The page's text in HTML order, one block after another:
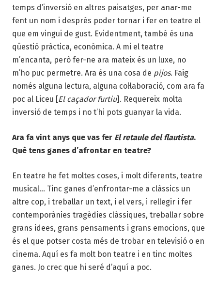
temps d’inversió en altres paisatges, per anar-me
fent un nom i després poder tornar i fer en teatre el
que em vingui de gust. Evidentment, també és una
qüestió pràctica, econòmica. A mi el teatre
m’encanta, però fer-ne ara mateix és un luxe, no
m’ho puc permetre. Ara és una cosa de pijos. Faig
només alguna lectura, alguna col·laboració, com ara fa
poc al Liceu [El caçador furtiu]. Requereix molta
inversió de temps i no t’hi pots guanyar la vida.
Ara fa vint anys que vas fer El retaule del flautista.
Què tens ganes d’afrontar en teatre?
En teatre he fet moltes coses, i molt diferents, teatre
musical… Tinc ganes d’enfrontar-me a clàssics un
altre cop, i treballar un text, i el vers, i rellegir i fer
contemporànies tragèdies clàssiques, treballar sobre
grans idees, grans pensaments i grans emocions, que
és el que potser costa més de trobar en televisió o en
cinema. Aquí es fa molt bon teatre i en tinc moltes
ganes. Jo crec que hi seré d’aquí a poc.